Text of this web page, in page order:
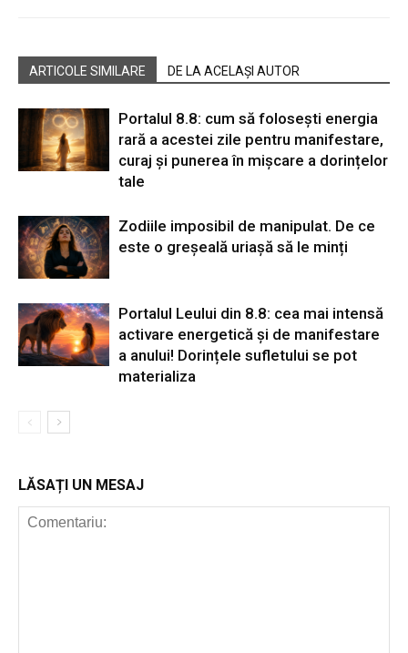
ARTICOLE SIMILARE DE LA ACELAȘI AUTOR
Portalul 8.8: cum să folosești energia
rară a acestei zile pentru manifestare,
curaj și punerea în mișcare a dorințelor
tale
Zodiile imposibil de manipulat. De ce
este o greșeală uriașă să le minți
Portalul Leului din 8.8: cea mai intensă
activare energetică și de manifestare
a anului! Dorințele sufletului se pot
materializa
LĂSAȚI UN MESAJ